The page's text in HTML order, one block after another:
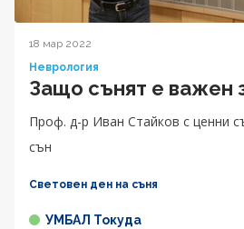
18 мар 2022
Неврология
Защо сънят е важен
Проф. д-р Иван Стайков с ценни
сън
Световен ден на съня
УМБАЛ Токуда